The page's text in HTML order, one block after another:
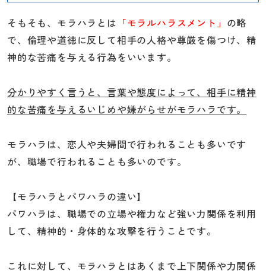
そもそも、モラハラとは 「モラルハラスメント」 の略
で、倫理や道徳に反して相手の人格や尊厳を傷つけ、精
神的な苦痛を与える行為をいいます。
分かりやすく言うと、言葉や態度によって、相手に精神
的な苦痛を与えるいじめや嫌がらせがモラハラです。
モラハラは、恋人や夫婦間で行われることも多いです
が、職場で行われることも多いのです。
【モラハラとパワハラの違い】
パワハラは、職場での立場や権力など強い力関係を利用
して、精神的・身体的な攻撃を行うことです。
これに対して、モラハラとはあくまで上下関係や力関係